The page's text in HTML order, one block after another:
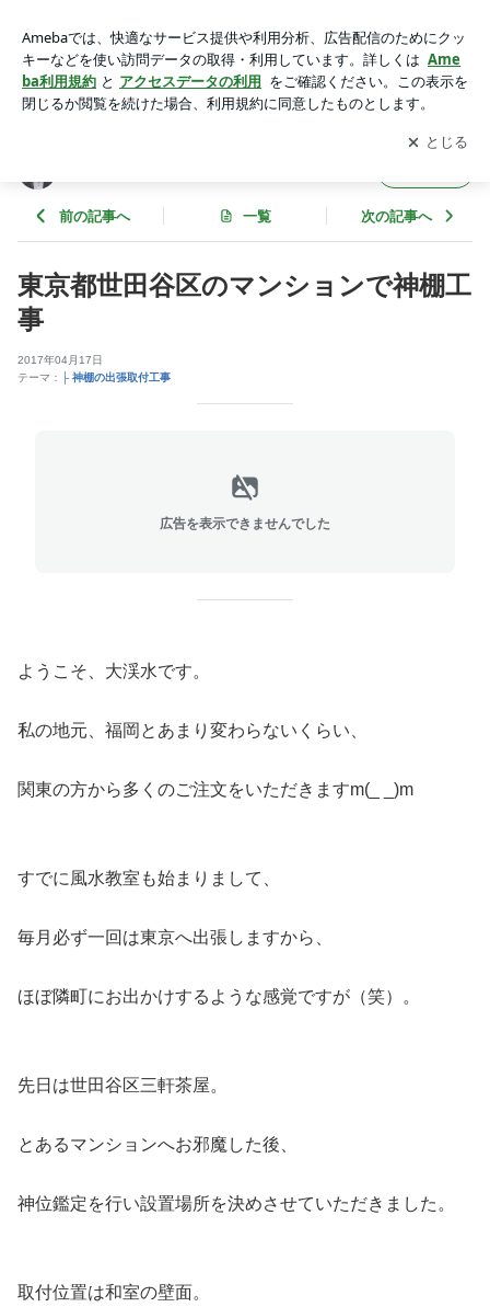
ィス大渓水アプリをダウンロードして ブログの更新通知
を受け取りまし
ょう。
開く
前の記事へ 一覧 次の記事へ
東京都世田谷区のマンションで神棚工
事
2017年04月17日
テーマ：
├ 神棚の出張取付工事
広告を表示できませんでした
ようこそ、大渓水です。
私の地元、福岡とあまり変わらないくらい、
関東の方から多くのご注文をいただきますm(_ _)m
すでに風水教室も始まりまして、
毎月必ず一回は東京へ出張しますから、
ほぼ隣町にお出かけするような感覚ですが（笑）。
先日は世田谷区三軒茶屋。
とあるマンションへお邪魔した後、
神位鑑定を行い設置場所を決めさせていただきました。
取付位置は和室の壁面。